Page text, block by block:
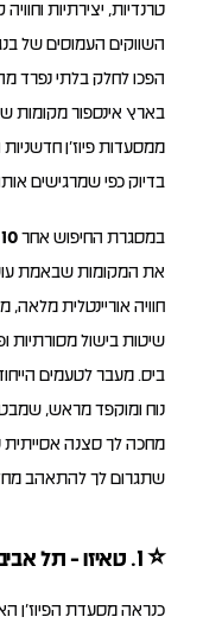
טרנדיות, יצירתיות
השווקים העמוסים של
הפכו לחלק בלתי נפרד
בארץ אינספור מקומות
ממסעדות פיוז’ן
בדיוק כפי שמרגישים
במסגרת החיפוש אחר 10 מסעדות אסייתיות מובילות
את המקומות שבאמת
חוויה אוריינטלית מלאה,
שיטות בישול מסורתיות
ביס. מעבר לטעמים
נוח ומוקפד מראש,
מחכה לך סצנה
שתגרום לך להתאהב
⭐ 1. טאיזו - תל אביב
כנראה מסעדת הפיוז’ן